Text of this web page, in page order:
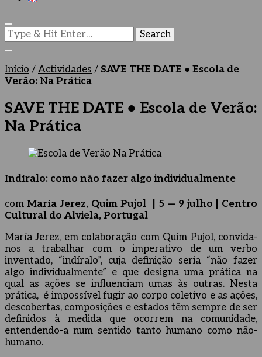
Looking
for
Início / Actividades / SAVE THE DATE ● Escola de
Verão: Na Prática
SAVE THE DATE ● Escola de Verão:
Na Prática
Indíralo: como não fazer algo individualmente
comMaría Jerez, Quim Pujol | 5 — 9 julho | Centro
Cultural do Alviela, Portugal
María Jerez, em colaboração com Quim Pujol, convida-
nos a trabalhar com o imperativo de um verbo
inventado, “indíralo”, cuja definição seria “não fazer
algo individualmente” e que designa uma prática na
qual as ações se influenciam umas às outras. Nesta
prática, é impossível fugir ao corpo coletivo e as ações,
descobertas, composições e estados têm sempre de ser
definidos à medida que ocorrem na comunidade,
entendendo-a num sentido tanto humano como não-
humano.